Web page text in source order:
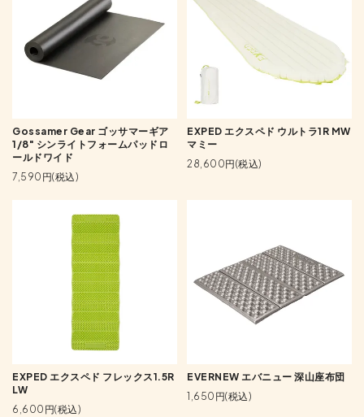
Gossamer Gear ゴッサマーギア
1/8" シンライトフォームパッドロ
ールドワイド
7,590円(税込)
EXPED エクスペド ウルトラ1R MW
マミー
28,600円(税込)
EXPED エクスペド フレックス1.5R
LW
6,600円(税込)
EVERNEW エバニュー 深山座布団
1,650円(税込)